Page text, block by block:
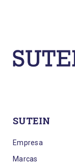
SUTEIN
Empresa
Marcas